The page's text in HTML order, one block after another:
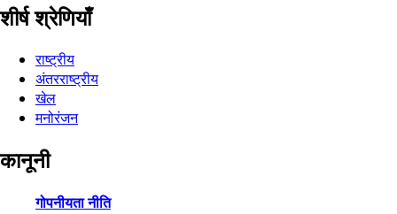
शीर्ष श्रेणियाँ
राष्ट्रीय
अंतरराष्ट्रीय
खेल
मनोरंजन
कानूनी
गोपनीयता नीति